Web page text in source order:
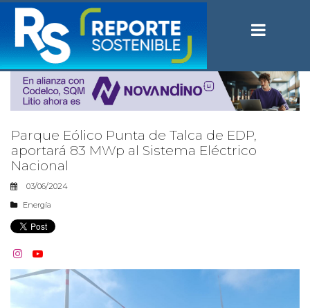
Parque Eólico Punta de Talca de EDP,
aportará 83 MWp al Sistema Eléctrico
Nacional
03/06/2024
Energía
 